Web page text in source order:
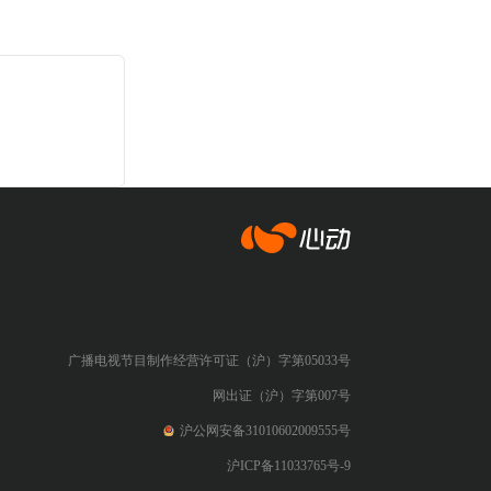
广播电视节目制作经营许可证（沪）字第05033号
网出证（沪）字第007号
沪公网安备31010602009555号
沪ICP备11033765号-9
心动网络